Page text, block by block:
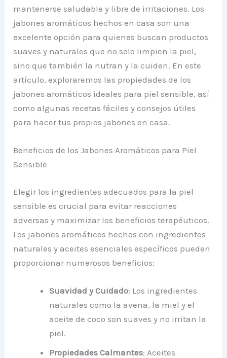
mantenerse saludable y libre de irritaciones. Los
jabones aromáticos hechos en casa son una
excelente opción para quienes buscan productos
suaves y naturales que no solo limpien la piel,
sino que también la nutran y la cuiden. En este
artículo, exploraremos las propiedades de los
jabones aromáticos ideales para piel sensible, así
como algunas recetas fáciles y consejos útiles
para hacer tus propios jabones en casa.
Beneficios de los Jabones Aromáticos para Piel
Sensible
Elegir los ingredientes adecuados para la piel
sensible es crucial para evitar reacciones
adversas y maximizar los beneficios terapéuticos.
Los jabones aromáticos hechos con ingredientes
naturales y aceites esenciales específicos pueden
proporcionar numerosos beneficios:
Suavidad y Cuidado: Los ingredientes
naturales como la avena, la miel y el
aceite de coco son suaves y no irritan la
piel.
Propiedades Calmantes: Aceites